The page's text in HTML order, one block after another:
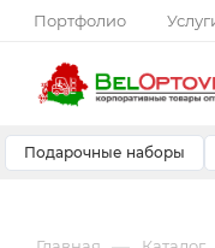
Портфолио
Подарочные наборы